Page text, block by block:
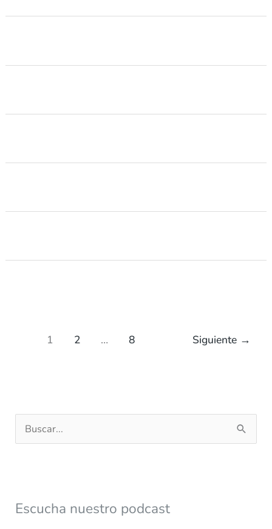
1 2 … 8 Siguiente →
u
a
Escucha nuestro podcast